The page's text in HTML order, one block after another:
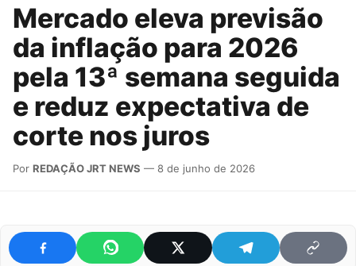
Mercado eleva previsão
da inflação para 2026
pela 13ª semana seguida
e reduz expectativa de
corte nos juros
Por REDAÇÃO JRT NEWS — 8 de junho de 2026